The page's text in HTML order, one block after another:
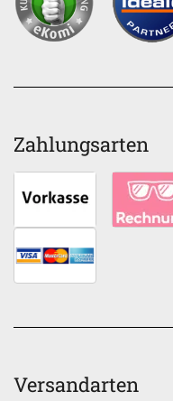
Zahlungsarten
Versandarten